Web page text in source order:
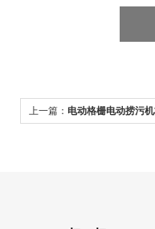
上一篇： 电动格栅电动捞污